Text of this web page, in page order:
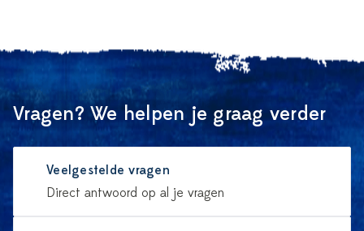
Vragen? We helpen je graag verder
Veelgestelde vragen
Direct antwoord op al je vragen